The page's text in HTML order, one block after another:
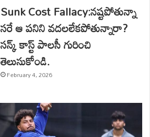
Sunk Cost Fallacy:నష్టపోతున్నా
సరే ఆ పనిని వదలలేకపోతున్నారా?
సన్క్ కాస్ట్‌ పాలసీ గురించి
తెలుసుకోండి.
February 4, 2026